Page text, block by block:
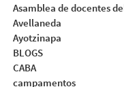
Asamblea de docentes
Avellaneda
Ayotzinapa
BLOGS
CABA
campamentos